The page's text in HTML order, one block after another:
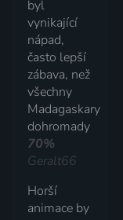
byl
vynikající
nápad,
často lepší
zábava, než
všechny
Madagaskary
dohromady
70%
Geralt66
Horší
animace by